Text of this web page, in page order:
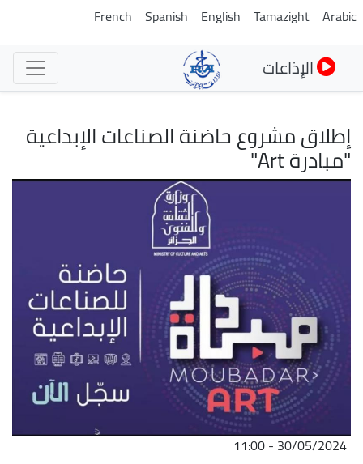
تجاوز
Arabic
Tamazight
English
Spanish
French
الإذاعات
إطلاق مشروع حاضنة الصناعات الإبداعية
"مبادرة Art"
الصورة
30/05/2024 - 11:00